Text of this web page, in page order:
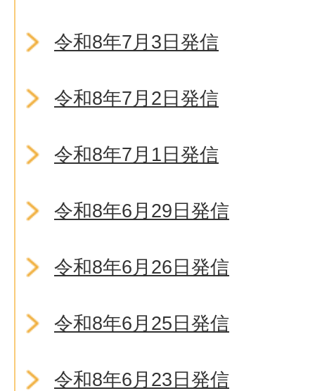
令和8年7月3日発信
令和8年7月2日発信
令和8年7月1日発信
令和8年6月29日発信
令和8年6月26日発信
令和8年6月25日発信
令和8年6月23日発信